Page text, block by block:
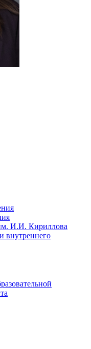
И.И. Кириллова
внутреннего